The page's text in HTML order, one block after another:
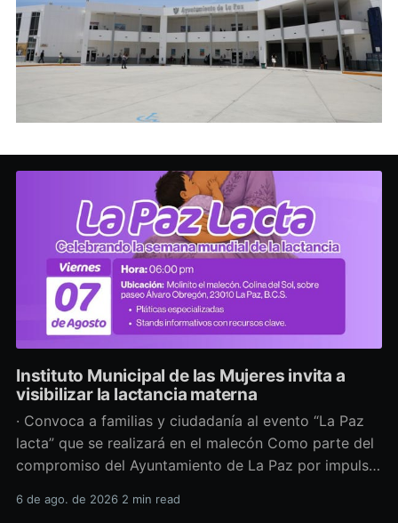
Instituto Municipal de las Mujeres invita a
visibilizar la lactancia materna
· Convoca a familias y ciudadanía al evento “La Paz
lacta” que se realizará en el malecón Como parte del
compromiso del Ayuntamiento de La Paz por impulsar
salud y los derechos de las mujeres, así como generar
6 de ago. de 2026 2 min read